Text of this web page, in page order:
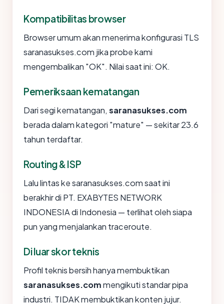
Kompatibilitas browser
Browser umum akan menerima konfigurasi TLS
saranasukses.com jika probe kami
mengembalikan "OK". Nilai saat ini: OK.
Pemeriksaan kematangan
Dari segi kematangan, saranasukses.com
berada dalam kategori "mature" — sekitar 23.6
tahun terdaftar.
Routing & ISP
Lalu lintas ke saranasukses.com saat ini
berakhir di PT. EXABYTES NETWORK
INDONESIA di Indonesia — terlihat oleh siapa
pun yang menjalankan traceroute.
Di luar skor teknis
Profil teknis bersih hanya membuktikan
saranasukses.commengikuti standar pipa
industri. TIDAK membuktikan konten jujur.